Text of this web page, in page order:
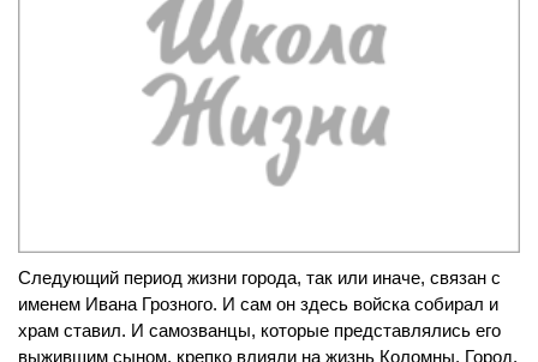
Следующий период жизни города, так или иначе, связан с
именем Ивана Грозного. И сам он здесь войска собирал и
храм ставил. И самозванцы, которые представлялись его
выжившим сыном, крепко влияли на жизнь Коломны. Город,